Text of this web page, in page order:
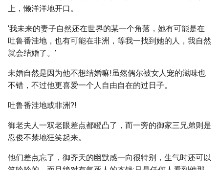
上，懒洋洋地开口。
‘我未来的妻子自然还在世界的某一个角落，她有可能是在
吐鲁番洼地，也有可能在非洲，等我一找到她的人，我自然
就会结婚了。’
未婚自然是因为他不想结婚嘛!虽然偶尔被女人宠的滋味也
不错，不过他更喜爱一个人自由自在的过日子。
吐鲁番洼地或非洲?!
御老夫人一双老眼差点都瞪凸了，而一旁的御家三兄弟则是
忍俊不禁地狂笑起来。
他们差点忘了，御齐天的幽默感一向很特别，生气时还可以